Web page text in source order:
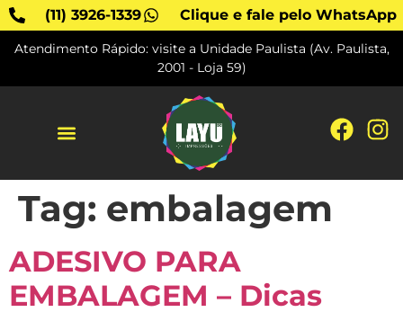
(11) 3926-1339 Clique e fale pelo WhatsApp
Atendimento Rápido: visite a Unidade Paulista (Av. Paulista,
2001 - Loja 59)
Tag: embalagem
ADESIVO PARA
EMBALAGEM – Dicas